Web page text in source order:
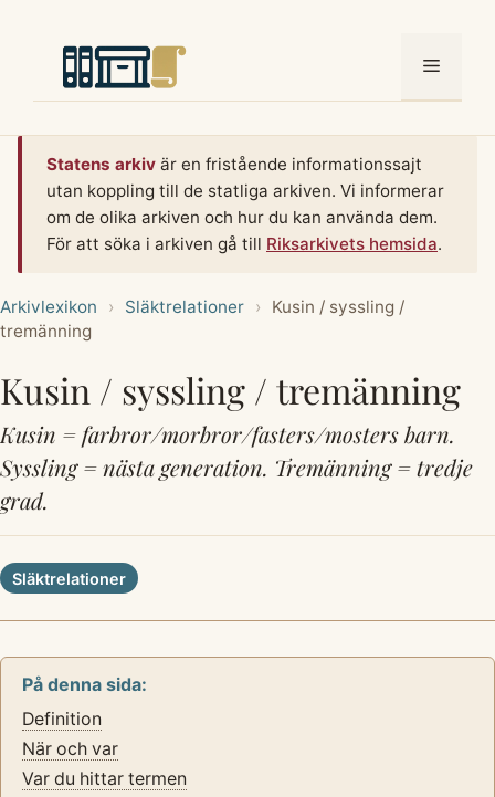
innehåll
Meny
Statens arkiv är en fristående informationssajt
utan koppling till de statliga arkiven. Vi informerar
om de olika arkiven och hur du kan använda dem.
För att söka i arkiven gå till Riksarkivets hemsida.
Arkivlexikon › Släktrelationer ›
Kusin / syssling /
tremänning
Kusin / syssling / tremänning
Kusin = farbror/morbror/fasters/mosters barn.
Syssling = nästa generation. Tremänning = tredje
grad.
Släktrelationer
På denna sida:
Definition
När och var
Var du hittar termen